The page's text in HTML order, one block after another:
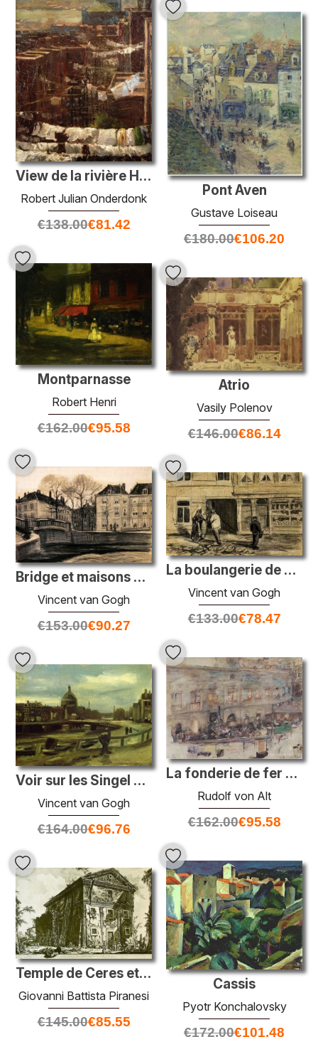
View de la rivière Hudson
Robert Julian Onderdonk
€138.00€81.42
Pont Aven
Gustave Loiseau
€180.00€106.20
Montparnasse
Robert Henri
€162.00€95.58
Atrio
Vasily Polenov
€146.00€86.14
Bridge et maisons au coin de Herengracht-Prisessegracht
Vincent van Gogh
€153.00€90.27
La boulangerie de De Geest
Vincent van Gogh
€133.00€78.47
La fonderie de fer dans Skodagasse kitschelt à Vienne
Rudolf von Alt
€162.00€95.58
Voir sur les Singel à Amsterdam
Vincent van Gogh
€164.00€96.76
Cassis
Pyotr Konchalovsky
€172.00€101.48
Temple de Ceres et Faustina
Giovanni Battista Piranesi
€145.00€85.55